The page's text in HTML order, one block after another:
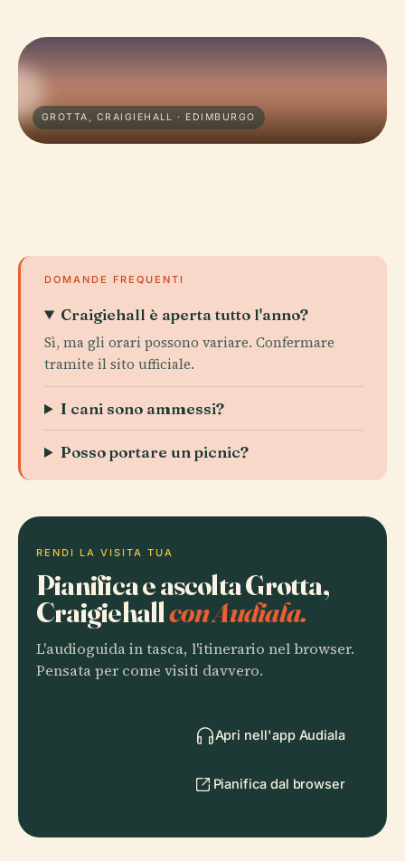
GROTTA, CRAIGIEHALL · EDIMBURGO
DOMANDE FREQUENTI
Craigiehall è aperta tutto l'anno?
Sì, ma gli orari possono variare. Confermare
tramite il sito ufficiale.
I cani sono ammessi?
Posso portare un picnic?
RENDI LA VISITA TUA
Pianifica e ascolta Grotta,
Craigiehallcon Audiala.
L'audioguida in tasca, l'itinerario nel browser.
Pensata per come visiti davvero.
Apri nell'app Audiala
Pianifica dal browser